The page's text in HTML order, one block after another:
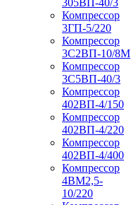
Компрессор
3ГП-5/220
Компрессор
3С2ВП-10/8М
Компрессор
3С5ВП-40/3
Компрессор
402ВП-4/150
Компрессор
402ВП-4/220
Компрессор
402ВП-4/400
Компрессор
4ВМ2,5-
10/220